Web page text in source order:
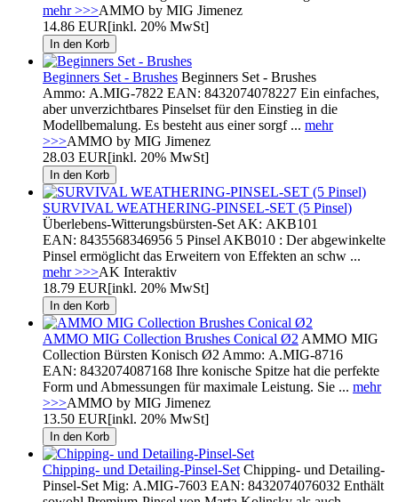
mehr >>>AMMO by MIG Jimenez
14.86 EUR[inkl. 20% MwSt]
Beginners Set - Brushes Beginners Set - Brushes
Ammo: A.MIG-7822 EAN: 8432074078227 Ein einfaches,
aber unverzichtbares Pinselset für den Einstieg in die
Modellbemalung. Es besteht aus einer sorgf ... mehr
>>>AMMO by MIG Jimenez
28.03 EUR[inkl. 20% MwSt]
SURVIVAL WEATHERING-PINSEL-SET (5 Pinsel)
Überlebens-Witterungsbürsten-Set AK: AKB101
EAN: 8435568346956 5 Pinsel AKB010 : Der abgewinkelte
Pinsel ermöglicht das Erweitern von Effekten an schw ...
mehr >>>AK Interaktiv
18.79 EUR[inkl. 20% MwSt]
AMMO MIG Collection Brushes Conical Ø2 AMMO MIG
Collection Bürsten Konisch Ø2 Ammo: A.MIG-8716
EAN: 8432074087168 Ihre konische Spitze hat die perfekte
Form und Abmessungen für maximale Leistung. Sie ... mehr
>>>AMMO by MIG Jimenez
13.50 EUR[inkl. 20% MwSt]
Chipping- und Detailing-Pinsel-Set Chipping- und Detailing-
Pinsel-Set Mig: A.MIG-7603 EAN: 8432074076032 Enthält